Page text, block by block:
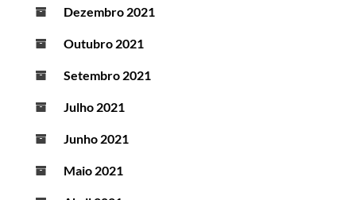
Dezembro 2021
Outubro 2021
Setembro 2021
Julho 2021
Junho 2021
Maio 2021